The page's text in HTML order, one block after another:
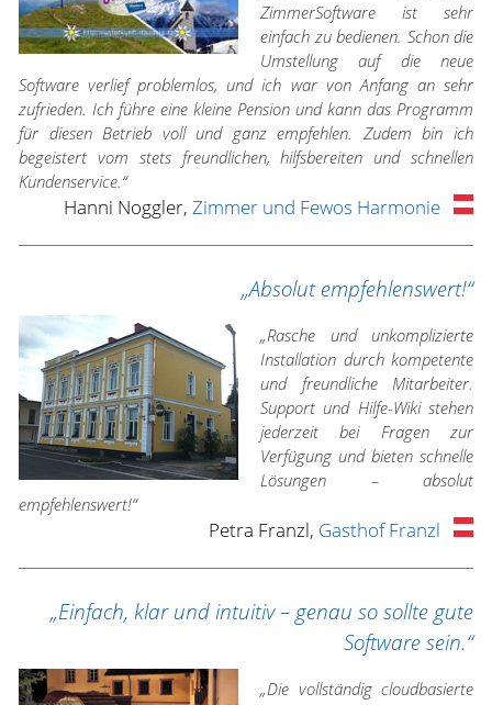
ZimmerSoftware ist sehr
einfach zu bedienen. Schon die
Umstellung auf die neue
Software verlief problemlos, und ich war von Anfang an sehr
zufrieden. Ich führe eine kleine Pension und kann das Programm
für diesen Betrieb voll und ganz empfehlen. Zudem bin ich
begeistert vom stets freundlichen, hilfsbereiten und schnellen
Kundenservice.“
Hanni Noggler, Zimmer und Fewos Harmonie
„Absolut empfehlenswert!“
„Rasche und unkomplizierte
Installation durch kompetente
und freundliche Mitarbeiter.
Support und Hilfe-Wiki stehen
jederzeit bei Fragen zur
Verfügung und bieten schnelle
Lösungen – absolut
empfehlenswert!“
Petra Franzl, Gasthof Franzl
„Einfach, klar und intuitiv – genau so sollte gute
Software sein.“
„Die vollständig cloudbasierte